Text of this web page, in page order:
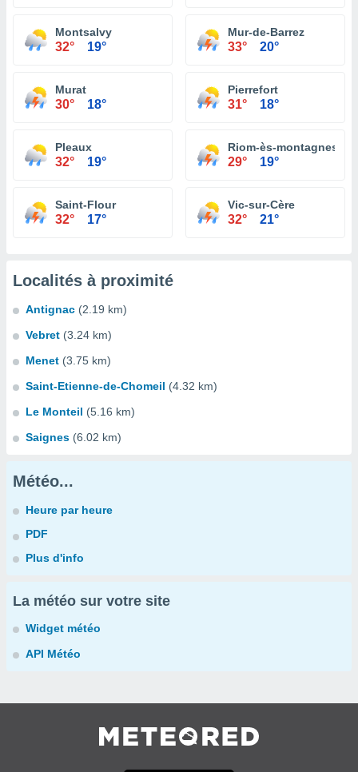
Montsalvy
32° 19°
Mur-de-Barrez
33° 20°
Murat
30° 18°
Pierrefort
31° 18°
Pleaux
32° 19°
Riom-ès-montagnes
29° 19°
Saint-Flour
32° 17°
Vic-sur-Cère
32° 21°
Localités à proximité
Antignac (2.19 km)
Vebret (3.24 km)
Menet (3.75 km)
Saint-Etienne-de-Chomeil (4.32 km)
Le Monteil (5.16 km)
Saignes (6.02 km)
Météo...
Heure par heure
PDF
Plus d'info
La météo sur votre site
Widget météo
API Météo